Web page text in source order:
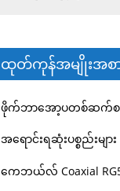
ထုတ်ကုန်အမျိုးအစား
ဖိုက်ဘာအော့ပတစ်ဆက်စပ်ပ
အရောင်းရဆုံးပစ္စည်းများ
ကေဘယ်လ် Coaxial